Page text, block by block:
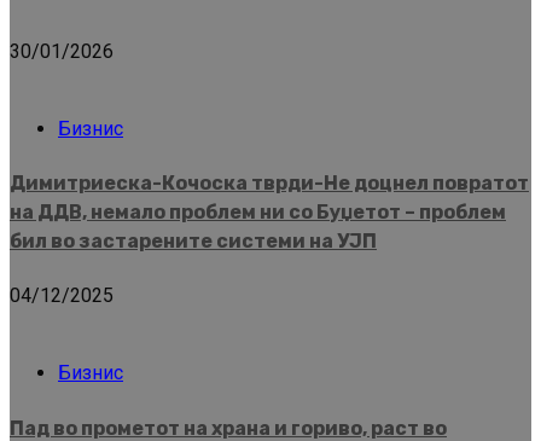
30/01/2026
Бизнис
Димитриеска-Кочоска тврди-Не доцнел повратот
на ДДВ, немало проблем ни со Буџетот – проблем
бил во застарените системи на УЈП
04/12/2025
Бизнис
Пад во прометот на храна и гориво, раст во